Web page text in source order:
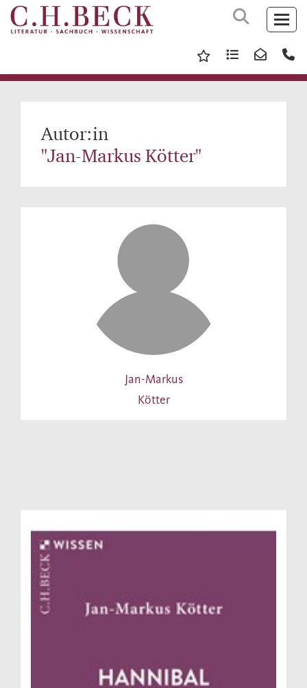
Autor:in
"Jan-Markus Kötter"
Jan-Markus
Kötter